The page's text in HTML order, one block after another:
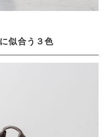
似合う３色